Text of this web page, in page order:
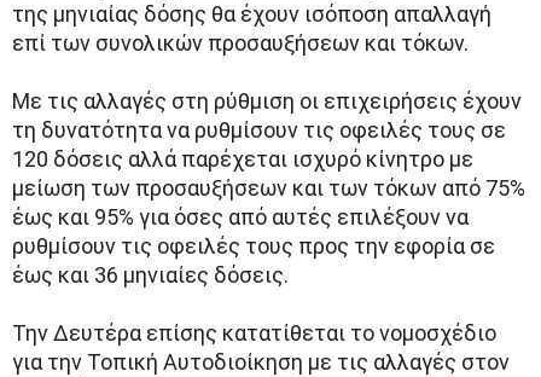
της μηνιαίας δόσης θα έχουν ισόποση απαλλαγή
επί των συνολικών προσαυξήσεων και τόκων.
Με τις αλλαγές στη ρύθμιση οι επιχειρήσεις έχουν
τη δυνατότητα να ρυθμίσουν τις οφειλές τους σε
120 δόσεις αλλά παρέχεται ισχυρό κίνητρο με
μείωση των προσαυξήσεων και των τόκων από 75%
έως και 95% για όσες από αυτές επιλέξουν να
ρυθμίσουν τις οφειλές τους προς την εφορία σε
έως και 36 μηνιαίες δόσεις.
Την Δευτέρα επίσης κατατίθεται το νομοσχέδιο
για την Τοπική Αυτοδιοίκηση με τις αλλαγές στον